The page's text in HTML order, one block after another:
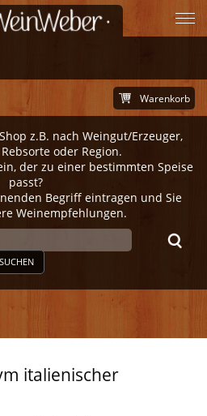
z.B. nach Weingut/Erzeuger,
oder Region.
der zu einer bestimmten Speise
passt?
Begriff eintragen und Sie
Weinempfehlungen.
SUCHEN
Warenkorb
italienischer